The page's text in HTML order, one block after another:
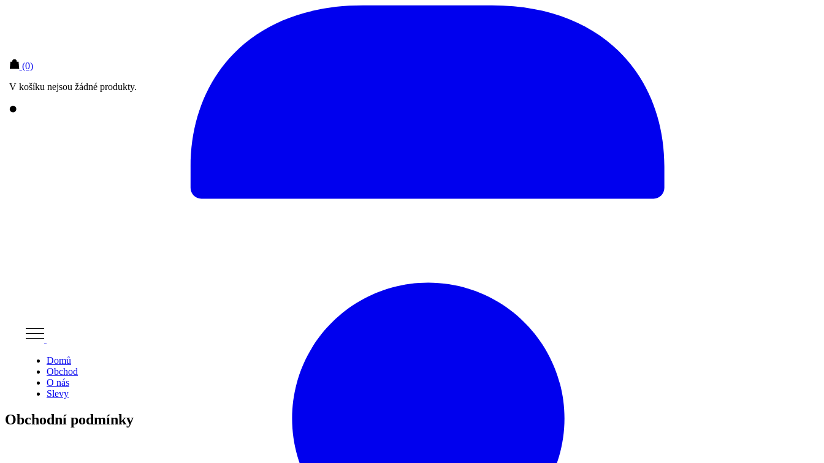
(0)
V košíku nejsou žádné produkty.
Domů
Obchod
O nás
Slevy
Obchodní podmínky